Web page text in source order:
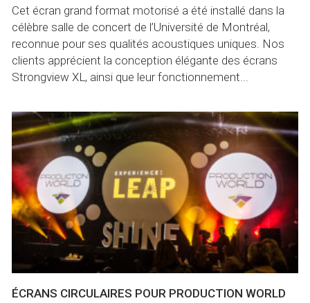
Cet écran grand format motorisé a été installé dans la
célèbre salle de concert de l’Université de Montréal,
reconnue pour ses qualités acoustiques uniques. Nos
clients apprécient la conception élégante des écrans
Strongview XL, ainsi que leur fonctionnement...
ÉCRANS CIRCULAIRES POUR PRODUCTION WORLD